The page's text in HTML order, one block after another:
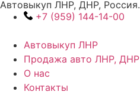
Перейти
Автовыкуп ЛНР, ДНР, Россия.
+7 (959) 144-14-00
Автовыкуп ЛНР
Продажа авто ЛНР, ДНР
О нас
Контакты